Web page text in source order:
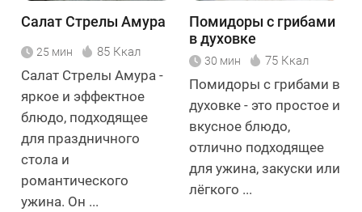
Салат Стрелы Амура
25 мин 85 Ккал
Салат Стрелы Амура -
яркое и эффектное
блюдо, подходящее
для праздничного
стола и
романтического
ужина. Он ...
Помидоры с грибами
в духовке
30 мин 75 Ккал
Помидоры с грибами в
духовке - это простое и
вкусное блюдо,
отлично подходящее
для ужина, закуски или
лёгкого ...